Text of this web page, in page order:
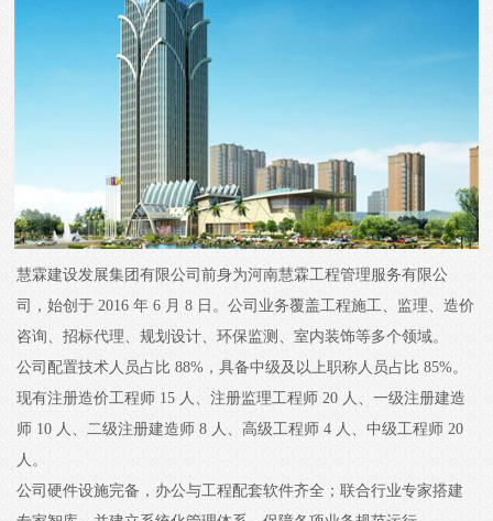
慧霖建设发展集团有限公司前身为河南慧霖工程管理服务有限公
司，始创于 2016 年 6 月 8 日。公司业务覆盖工程施工、监理、造价
咨询、招标代理、规划设计、环保监测、室内装饰等多个领域。
公司配置技术人员占比 88%，具备中级及以上职称人员占比 85%。
现有注册造价工程师 15 人、注册监理工程师 20 人、一级注册建造
师 10 人、二级注册建造师 8 人、高级工程师 4 人、中级工程师 20
人。
公司硬件设施完备，办公与工程配套软件齐全；联合行业专家搭建